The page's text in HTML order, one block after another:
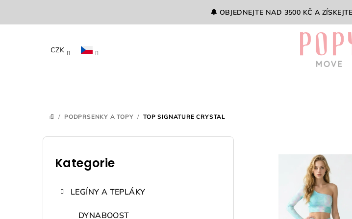
🔔 OBJEDNEJTE NAD 3500 KČ A
CZK
DOMŮ
/ PODPRSENKY A TOPY / TOP SIGNATURE CRYSTAL
P
Přeskočit
kategorie
Kategorie
LEGÍNY A TEPLÁKY
DYNABOOST